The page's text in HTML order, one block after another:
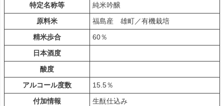
特定名称等
純米吟醸
原料米
福島産 雄町／有機栽培
精米歩合
60％
日本酒度
酸度
アルコール度数
15.5％
付加情報
生酛仕込み